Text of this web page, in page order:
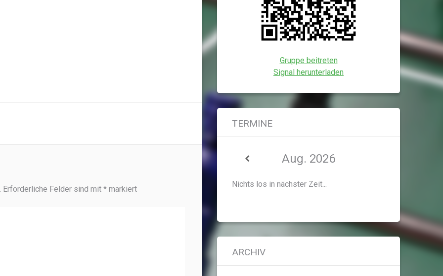
Erforderliche Felder sind mit * markiert
Gruppe beitreten
Signal herunterladen
TERMINE
Aug. 2026
Nichts los in nächster Zeit...
ARCHIV